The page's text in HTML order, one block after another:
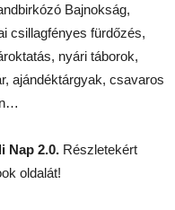
Bajnokság,
csillagfényes fürdőzés,
nyári táborok,
ajándéktárgyak, csavaros
Nap 2.0. Részletekért
oldalát!